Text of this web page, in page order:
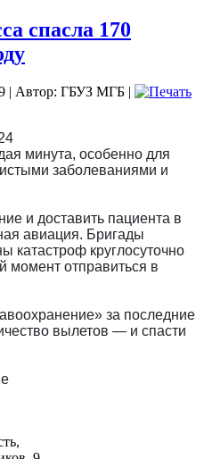
спасла 170
| Автор: ГБУЗ МГБ |
минута, особенно для
заболеваниями и
и доставить пациента в
авиация. Бригады
катастроф круглосуточно
момент отправиться в
за последние
вылетов — и спасти